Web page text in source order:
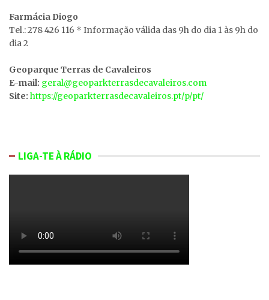
Farmácia Diogo
Tel.: 278 426 116 * Informação válida das 9h do dia 1 às 9h do
dia 2
Geoparque Terras de Cavaleiros
E-mail: geral@geoparkterrasdecavaleiros.com
Site: https://geoparkterrasdecavaleiros.pt/p/pt/
LIGA-TE À RÁDIO